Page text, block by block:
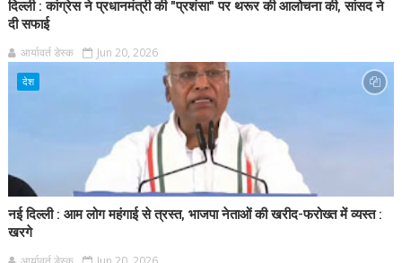
दिल्ली : कांग्रेस ने प्रधानमंत्री की "प्रशंसा" पर थरूर की आलोचना की, सांसद ने
दी सफाई
आर्यावर्त डेस्क Jun 20, 2026
देश
नई दिल्ली : आम लोग महंगाई से त्रस्त, भाजपा नेताओं की खरीद-फरोख्त में व्यस्त :
खरगे